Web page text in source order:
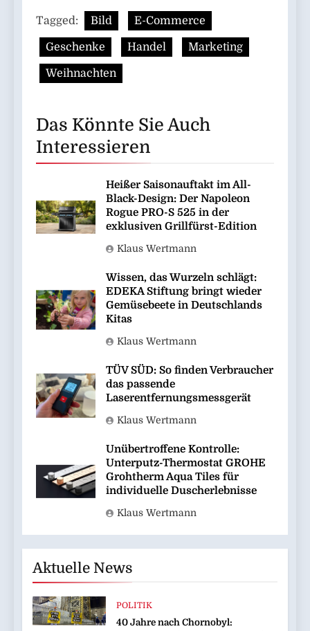
Tagged: Bild E-Commerce
Geschenke Handel Marketing
Weihnachten
Das Könnte Sie Auch
Interessieren
Heißer Saisonauftakt im All-
Black-Design: Der Napoleon
Rogue PRO-S 525 in der
exklusiven Grillfürst-Edition
Klaus Wertmann
Wissen, das Wurzeln schlägt:
EDEKA Stiftung bringt wieder
Gemüsebeete in Deutschlands
Kitas
Klaus Wertmann
TÜV SÜD: So finden Verbraucher
das passende
Laserentfernungsmessgerät
Klaus Wertmann
Unübertroffene Kontrolle:
Unterputz-Thermostat GROHE
Grohtherm Aqua Tiles für
individuelle Duscherlebnisse
Klaus Wertmann
Aktuelle News
POLITIK
40 Jahre nach Chornobyl: